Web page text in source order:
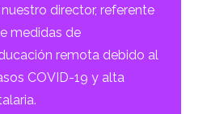
director, referente
medidas de
remota debido al
COVID-19 y alta